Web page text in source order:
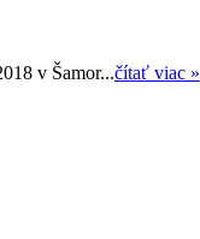
v Šamor...čítať viac »